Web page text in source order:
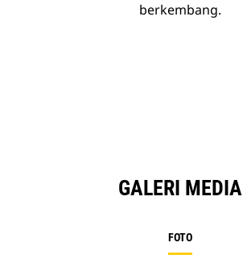
berkembang.
GALERI MEDIA
FOTO